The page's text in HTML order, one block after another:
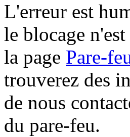
L'erreur est
le blocage
la page Pare-
trouverez des
de nous
du pare-feu.